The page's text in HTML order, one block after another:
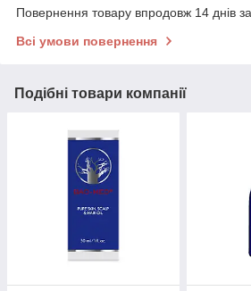
Повернення товару впродовж 14 днів
Всі умови повернення
Подібні товари компанії